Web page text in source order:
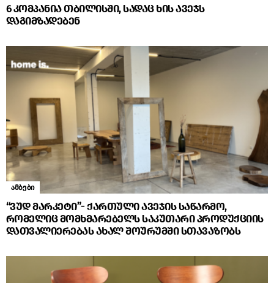
6 კომპანია თბილისში, სადაც ხის ავეჯს
დაგიმზადებენ
ამბები
“ვუდ მარკეტი”- ქართული ავეჯის საწარმო,
რომელიც მომხმარებელს საკუთარი პროდუქციის
დათვალიერებას ახალ შოურუმში სთავაზობს